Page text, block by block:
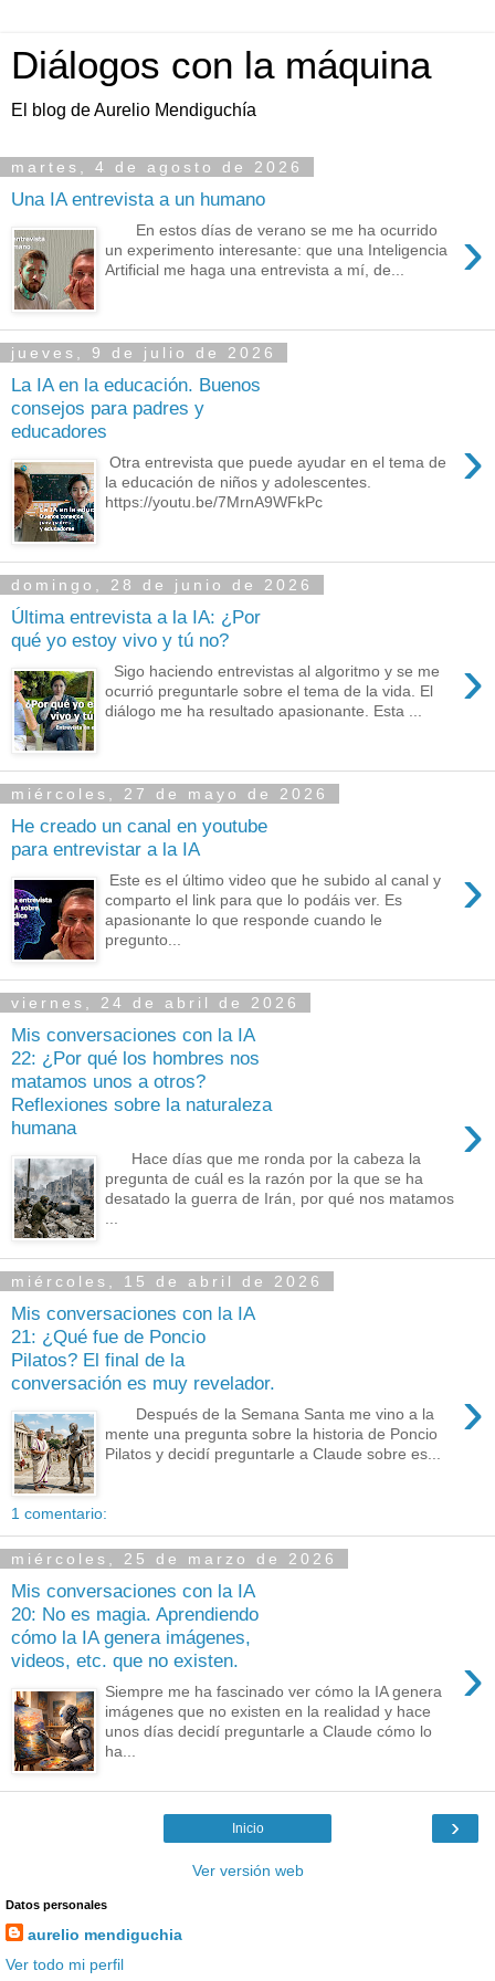
Diálogos con la máquina
El blog de Aurelio Mendiguchía
martes, 4 de agosto de 2026
Una IA entrevista a un humano
›
En estos días de verano se me ha ocurrido
un experimento interesante: que una Inteligencia
Artificial me haga una entrevista a mí, de...
jueves, 9 de julio de 2026
La IA en la educación. Buenos
consejos para padres y
educadores
›
Otra entrevista que puede ayudar en el tema de
la educación de niños y adolescentes.
https://youtu.be/7MrnA9WFkPc
domingo, 28 de junio de 2026
Última entrevista a la IA: ¿Por
qué yo estoy vivo y tú no?
›
Sigo haciendo entrevistas al algoritmo y se me
ocurrió preguntarle sobre el tema de la vida. El
diálogo me ha resultado apasionante. Esta ...
miércoles, 27 de mayo de 2026
He creado un canal en youtube
para entrevistar a la IA
›
Este es el último video que he subido al canal y
comparto el link para que lo podáis ver. Es
apasionante lo que responde cuando le
pregunto...
viernes, 24 de abril de 2026
Mis conversaciones con la IA
22: ¿Por qué los hombres nos
matamos unos a otros?
Reflexiones sobre la naturaleza
humana
›
Hace días que me ronda por la cabeza la
pregunta de cuál es la razón por la que se ha
desatado la guerra de Irán, por qué nos matamos
...
miércoles, 15 de abril de 2026
Mis conversaciones con la IA
21: ¿Qué fue de Poncio
Pilatos? El final de la
conversación es muy revelador.
›
Después de la Semana Santa me vino a la
mente una pregunta sobre la historia de Poncio
Pilatos y decidí preguntarle a Claude sobre es...
1 comentario:
miércoles, 25 de marzo de 2026
Mis conversaciones con la IA
20: No es magia. Aprendiendo
cómo la IA genera imágenes,
videos, etc. que no existen.
›
Siempre me ha fascinado ver cómo la IA genera
imágenes que no existen en la realidad y hace
unos días decidí preguntarle a Claude cómo lo
ha...
›
Inicio
Ver versión web
Datos personales
aurelio mendiguchia
Ver todo mi perfil